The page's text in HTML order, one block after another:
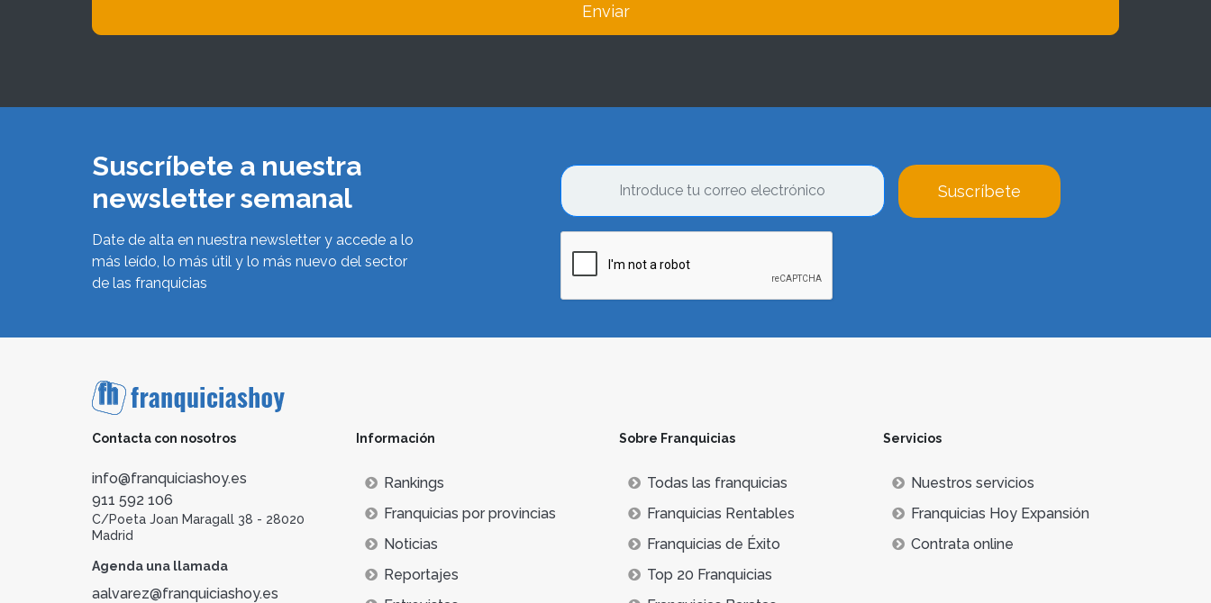
Enviar
Suscríbete a nuestra
newsletter semanal
Date de alta en nuestra newsletter y accede a lo
más leído, lo más útil y lo más nuevo del sector
de las franquicias
Suscríbete
Contacta con nosotros
info@franquiciashoy.es
911 592 106
C/Poeta Joan Maragall 38 - 28020
Madrid
Agenda una llamada
aalvarez@franquiciashoy.es
Información
Rankings
Franquicias por provincias
Noticias
Reportajes
Sobre Franquicias
Todas las franquicias
Franquicias Rentables
Franquicias de Éxito
Top 20 Franquicias
Servicios
Nuestros servicios
Franquicias Hoy Expansión
Contrata online